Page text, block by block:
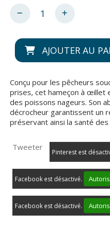
AJOUTER AU
Conçu pour les pêcheurs
prises, cet hameçon à œillet
des poissons nageurs. Son
décrocheur garantissent un
préservant ainsi la santé des
Tweeter
Pinterest est
Facebook est désactivé.
Facebook est désactivé.